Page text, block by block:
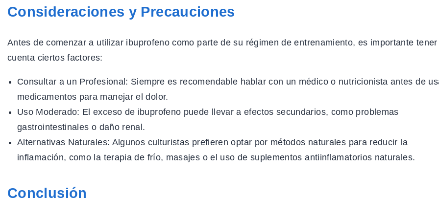
Consideraciones y Precauciones
Antes de comenzar a utilizar ibuprofeno como parte de su régimen de entrenamiento, es importante
cuenta ciertos factores:
Consultar a un Profesional: Siempre es recomendable hablar con un médico o nutricionista antes de
medicamentos para manejar el dolor.
Uso Moderado: El exceso de ibuprofeno puede llevar a efectos secundarios, como problemas
gastrointestinales o daño renal.
Alternativas Naturales: Algunos culturistas prefieren optar por métodos naturales para reducir la
inflamación, como la terapia de frío, masajes o el uso de suplementos antiinflamatorios naturales.
Conclusión